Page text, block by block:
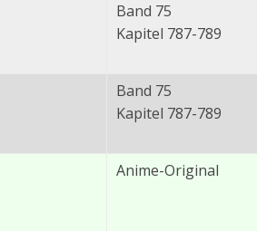
Band 75
Kapitel 787-789
Band 75
Kapitel 787-789
Anime-Original